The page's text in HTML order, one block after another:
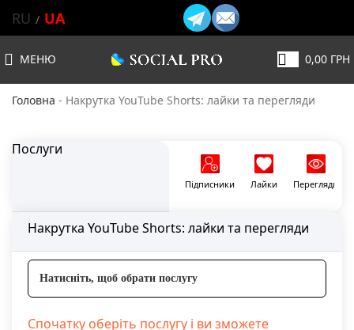
RU UA
МЕНЮ 0,00 ГРН
Головна - Накрутка YouTube Shorts: лайки та перегляди
Послуги
Підписники Лайки Перегляди
Накрутка YouTube Shorts: лайки та перегляди
Натисніть, щоб обрати послугу
Спочатку оберіть послугу і ви зможете